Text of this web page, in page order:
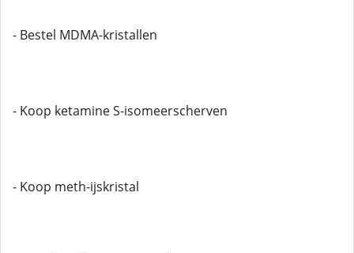
- Bestel MDMA-kristallen
- Koop ketamine S-isomeerscherven
- Koop meth-ijskristal